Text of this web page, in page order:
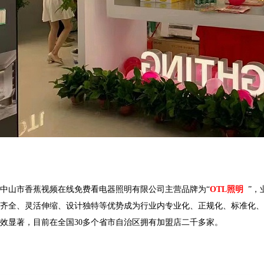
中山市香蕉视频在线免费看电器照明有限公司主营品牌为“OTL照明
齐全、灵活伸缩、设计独特等优势成为行业内专业化、正规化、标准化
效显著，目前在全国 30多个省市自治区拥有加盟店二千多家。